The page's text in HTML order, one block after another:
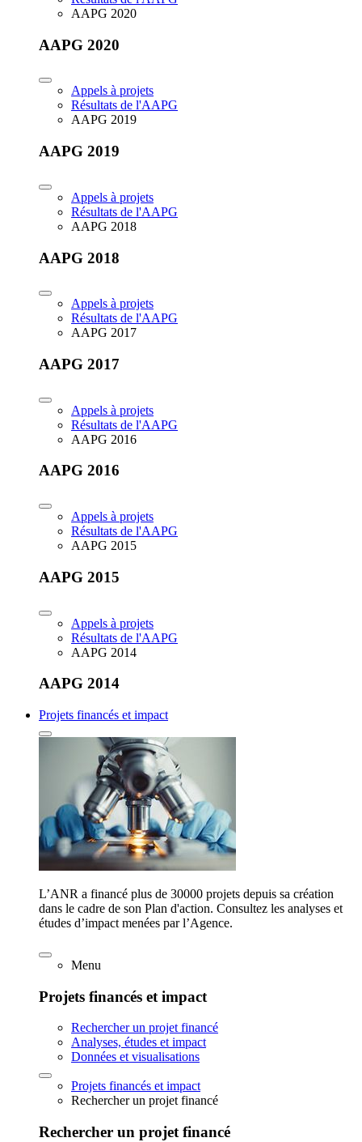
AAPG 2020
AAPG 2020
Appels à projets
Résultats de l'AAPG
AAPG 2019
AAPG 2019
Appels à projets
Résultats de l'AAPG
AAPG 2018
AAPG 2018
Appels à projets
Résultats de l'AAPG
AAPG 2017
AAPG 2017
Appels à projets
Résultats de l'AAPG
AAPG 2016
AAPG 2016
Appels à projets
Résultats de l'AAPG
AAPG 2015
AAPG 2015
Appels à projets
Résultats de l'AAPG
AAPG 2014
AAPG 2014
Projets financés et impact
L’ANR a financé plus de 30000 projets depuis sa création
dans le cadre de son Plan d'action. Consultez les analyses et
études d’impact menées par l’Agence.
Menu
Projets financés et impact
Rechercher un projet financé
Analyses, études et impact
Données et visualisations
Projets financés et impact
Rechercher un projet financé
Rechercher un projet financé